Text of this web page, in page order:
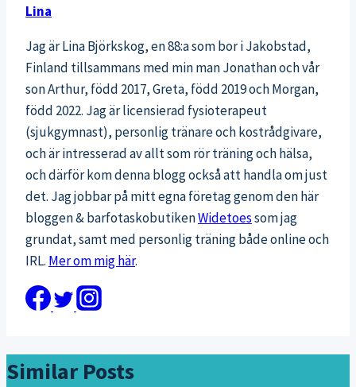
Lina
Jag är Lina Björkskog, en 88:a som bor i Jakobstad,
Finland tillsammans med min man Jonathan och vår
son Arthur, född 2017, Greta, född 2019 och Morgan,
född 2022. Jag är licensierad fysioterapeut
(sjukgymnast), personlig tränare och kostrådgivare,
och är intresserad av allt som rör träning och hälsa,
och därför kom denna blogg också att handla om just
det. Jag jobbar på mitt egna företag genom den här
bloggen & barfotaskobutikenWidetoessom jag
grundat, samt med personlig träning både online och
IRL. Mer om mig här.
Similar Posts